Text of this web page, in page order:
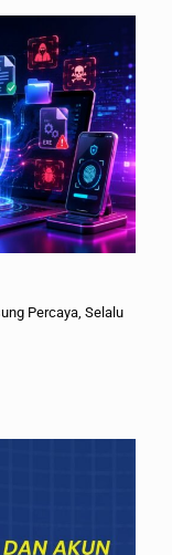
Percaya, Selalu